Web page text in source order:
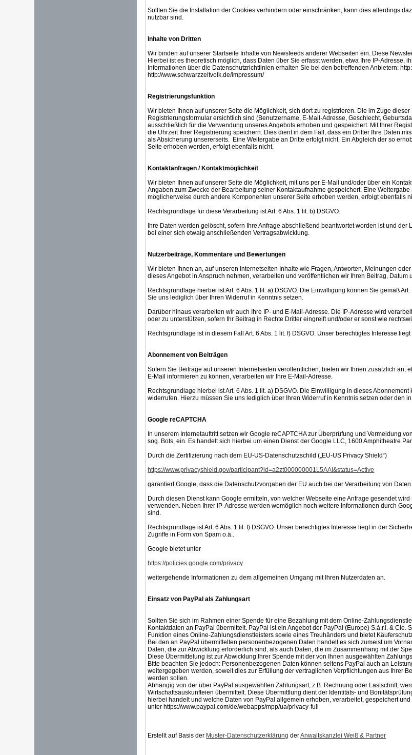
Sollten Sie die Installation der Cookies verhindern oder einschränken, kann dies allerdings
nutzbar sind.
Inhalte von Dritten
Wir binden auf unserer Startseite Inhalte von Newsfeeds anderer Webseiten ein. Diese
Hierbei ist es theoretisch möglich, dass Daten über Sie erfasst werden, etwa Ihre IP-Adresse,
Informationen über die Datenschutzrichtlinien erhalten Sie bei den betreffenden Anbietern:
http://www.schwarzzeltvolk.de/impressum/
Registrierungsfunktion
Wir bieten Ihnen auf unserer Seite die Möglichkeit, sich dort zu registrieren. Die im Zuge
Registrierungsformular ersichtlich sind (Benutzername, E-Mail-Adresse, Geschlecht,
ausschließlich für die Verwendung unseres Angebots erhoben und gespeichert. Mit Ihrer
die Uhrzeit Ihrer Registrierung speichern. Dies dient in dem Fall, dass ein Dritter Ihre Daten
als Absicherung unsererseits. Eine Weitergabe an Dritte erfolgt nicht. Ein Abgleich der so
Seite erhoben werden, erfolgt ebenfalls nicht.
Kontaktanfragen / Kontaktmöglichkeit
Wir bieten Ihnen auf unserer Seite die Möglichkeit, mit uns per E-Mail und/oder über ein
Angaben zum Zwecke der Bearbeitung seiner Kontaktaufnahme gespeichert. Eine
möglicherweise durch andere Komponenten unserer Seite erhoben werden, erfolgt ebenfalls
Rechtsgrundlage für diese Verarbeitung ist Art. 6 Abs. 1 lit. b) DSGVO.
Ihre Daten werden gelöscht, sofern Ihre Anfrage abschließend beantwortet worden ist und
bei einer sich etwaig anschließenden Vertragsabwicklung.
Nutzerbeiträge, Kommentare und Bewertungen
Wir bieten Ihnen an, auf unseren Internetseiten Inhalte wie Fragen, Antworten, Meinungen
dieses Angebot in Anspruch nehmen, verarbeiten und veröffentlichen wir Ihren Beitrag,
Rechtsgrundlage hierbei ist Art. 6 Abs. 1 lit. a) DSGVO. Die Einwilligung können Sie gemäß
Sie uns lediglich über Ihren Widerruf in Kenntnis setzen.
Darüber hinaus verarbeiten wir auch Ihre IP- und E-Mail-Adresse. Die IP-Adresse wird
oder zu unterstützen, sofern Ihr Beitrag in Rechte Dritter eingreift und/oder er sonst wie
Rechtsgrundlage ist in diesem Fall Art. 6 Abs. 1 lit. f) DSGVO. Unser berechtigtes Interesse
Abonnement von Beiträgen
Sofern Sie Beiträge auf unseren Internetseiten veröffentlichen, bieten wir Ihnen zusätzlich
E-Mail informieren zu können, verarbeiten wir Ihre E-Mail-Adresse.
Rechtsgrundlage hierbei ist Art. 6 Abs. 1 lit. a) DSGVO. Die Einwilligung in dieses
widerrufen. Hierzu müssen Sie uns lediglich über Ihren Widerruf in Kenntnis setzen oder den
Google reCAPTCHA
In unserem Internetauftritt setzen wir Google reCAPTCHA zur Überprüfung und Vermeidung
sog. Bots, ein. Es handelt sich hierbei um einen Dienst der Google LLC, 1600 Amphitheatre
Durch die Zertifizierung nach dem EU-US-Datenschutzschild („EU-US Privacy Shield“)
https://www.privacyshield.gov/participant?id=a2zt000000001L5AAI&status=Active
garantiert Google, dass die Datenschutzvorgaben der EU auch bei der Verarbeitung von
Durch diesen Dienst kann Google ermitteln, von welcher Webseite eine Anfrage gesendet
verwenden. Neben Ihrer IP-Adresse werden womöglich noch weitere Informationen durch
sind.
Rechtsgrundlage ist Art. 6 Abs. 1 lit. f) DSGVO. Unser berechtigtes Interesse liegt in der
Zugriffe in Form von Spam o.ä..
Google bietet unter
https://policies.google.com/privacy
weitergehende Informationen zu dem allgemeinen Umgang mit Ihren Nutzerdaten an.
Einsatz von PayPal als Zahlungsart
Sollten Sie sich im Rahmen einer Spende für eine Bezahlung mit dem Online-
Kontaktdaten an PayPal übermittelt. PayPal ist ein Angebot der PayPal (Europe) S.à.r.l. &
Funktion eines Online-Zahlungsdienstleisters sowie eines Treuhänders und bietet
Bei den an PayPal übermittelten personenbezogenen Daten handelt es sich zumeist um
Daten, die zur Abwicklung erforderlich sind, als auch Daten, die im Zusammenhang mit der
Diese Übermittelung ist zur Abwicklung Ihrer Spende mit der von Ihnen ausgewählten
Bitte beachten Sie jedoch: Personenbezogenen Daten können seitens PayPal auch an
weitergegeben werden, soweit dies zur Erfüllung der vertraglichen Verpflichtungen aus Ihrer
werden sollen.
Abhängig von der über PayPal ausgewählten Zahlungsart, z.B. Rechnung oder Lastschrift,
Wirtschaftsauskunfteien übermittelt. Diese Übermittlung dient der Identitäts- und
hierbei handelt und welche Daten von PayPal allgemein erhoben, verarbeitet, gespeichert
unter https://www.paypal.com/de/webapps/mpp/ua/privacy-full
Erstellt auf Basis der Muster-Datenschutzerklärung derAnwaltskanzlei Weiß & Partner